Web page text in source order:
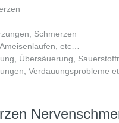
Schmerzen
etc…
Übersäuerung,
Verdauungsprobleme